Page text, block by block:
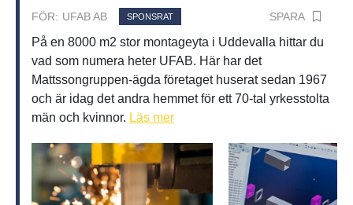
FÖR: UFAB AB SPONSRAT SPARA
På en 8000 m2 stor montageyta i Uddevalla hittar du
vad som numera heter UFAB. Här har det
Mattssongruppen-ägda företaget huserat sedan 1967
och är idag det andra hemmet för ett 70-tal yrkesstolta
män och kvinnor. Läs mer